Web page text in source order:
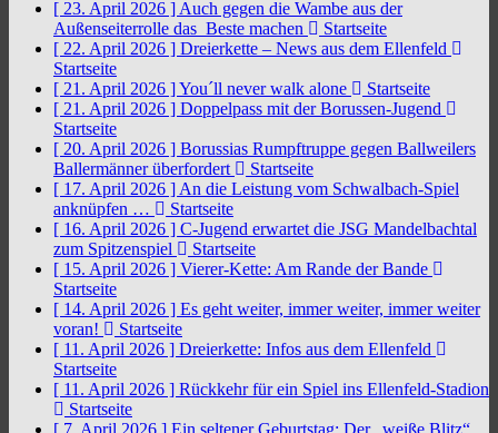
[ 23. April 2026 ] Auch gegen die Wambe aus der
Außenseiterrolle das Beste machen
Startseite
[ 22. April 2026 ] Dreierkette – News aus dem Ellenfeld
Startseite
[ 21. April 2026 ]You´ll never walk alone
Startseite
[ 21. April 2026 ] Doppelpass mit der Borussen-Jugend
Startseite
[ 20. April 2026 ] Borussias Rumpftruppe gegen Ballweilers
Ballermänner überfordert
Startseite
[ 17. April 2026 ] An die Leistung vom Schwalbach-Spiel
anknüpfen …
Startseite
[ 16. April 2026 ] C-Jugend erwartet die JSG Mandelbachtal
zum Spitzenspiel
Startseite
[ 15. April 2026 ] Vierer-Kette: Am Rande der Bande
Startseite
[ 14. April 2026 ] Es geht weiter, immer weiter, immer weiter
voran!
Startseite
[ 11. April 2026 ] Dreierkette: Infos aus dem Ellenfeld
Startseite
[ 11. April 2026 ] Rückkehr für ein Spiel ins Ellenfeld-Stadion
Startseite
[ 7. April 2026 ] Ein seltener Geburtstag: Der „weiße Blitz“